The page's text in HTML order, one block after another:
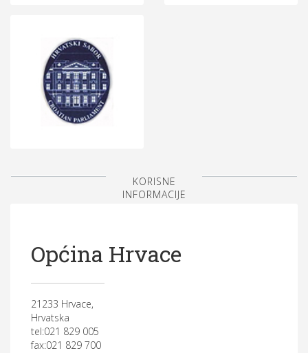
KORISNE
INFORMACIJE
Općina Hrvace
21233 Hrvace,
Hrvatska
tel:021 829 005
fax:021 829 700